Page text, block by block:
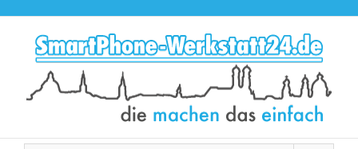
springen